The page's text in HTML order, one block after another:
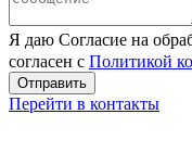
Я даю Согласие на
согласен с Политикой
Перейти в контакты